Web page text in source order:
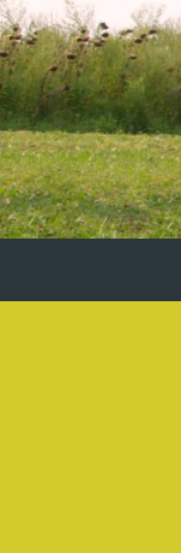
Skip
to
content